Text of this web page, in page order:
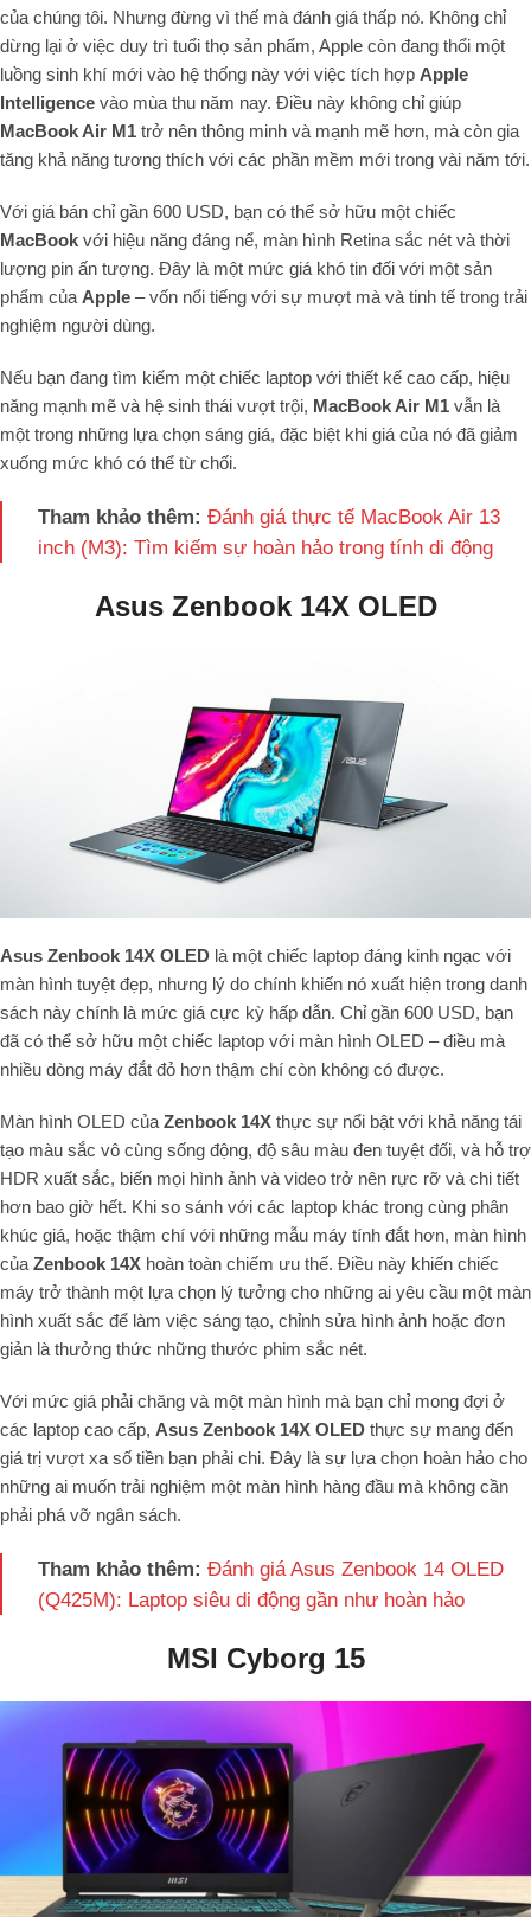
của chúng tôi. Nhưng đừng vì thế mà đánh giá thấp nó. Không chỉ
dừng lại ở việc duy trì tuổi thọ sản phẩm, Apple còn đang thổi một
luồng sinh khí mới vào hệ thống này với việc tích hợp Apple
Intelligence vào mùa thu năm nay. Điều này không chỉ giúp
MacBook Air M1 trở nên thông minh và mạnh mẽ hơn, mà còn gia
tăng khả năng tương thích với các phần mềm mới trong vài năm tới.
Với giá bán chỉ gần 600 USD, bạn có thể sở hữu một chiếc
MacBook với hiệu năng đáng nể, màn hình Retina sắc nét và thời
lượng pin ấn tượng. Đây là một mức giá khó tin đối với một sản
phẩm của Apple – vốn nổi tiếng với sự mượt mà và tinh tế trong trải
nghiệm người dùng.
Nếu bạn đang tìm kiếm một chiếc laptop với thiết kế cao cấp, hiệu
năng mạnh mẽ và hệ sinh thái vượt trội, MacBook Air M1 vẫn là
một trong những lựa chọn sáng giá, đặc biệt khi giá của nó đã giảm
xuống mức khó có thể từ chối.
Tham khảo thêm: Đánh giá thực tế MacBook Air 13
inch (M3): Tìm kiếm sự hoàn hảo trong tính di động
Asus Zenbook 14X OLED
Asus Zenbook 14X OLED là một chiếc laptop đáng kinh ngạc với
màn hình tuyệt đẹp, nhưng lý do chính khiến nó xuất hiện trong danh
sách này chính là mức giá cực kỳ hấp dẫn. Chỉ gần 600 USD, bạn
đã có thể sở hữu một chiếc laptop với màn hình OLED – điều mà
nhiều dòng máy đắt đỏ hơn thậm chí còn không có được.
Màn hình OLED của Zenbook 14X thực sự nổi bật với khả năng tái
tạo màu sắc vô cùng sống động, độ sâu màu đen tuyệt đối, và hỗ trợ
HDR xuất sắc, biến mọi hình ảnh và video trở nên rực rỡ và chi tiết
hơn bao giờ hết. Khi so sánh với các laptop khác trong cùng phân
khúc giá, hoặc thậm chí với những mẫu máy tính đắt hơn, màn hình
của Zenbook 14X hoàn toàn chiếm ưu thế. Điều này khiến chiếc
máy trở thành một lựa chọn lý tưởng cho những ai yêu cầu một màn
hình xuất sắc để làm việc sáng tạo, chỉnh sửa hình ảnh hoặc đơn
giản là thưởng thức những thước phim sắc nét.
Với mức giá phải chăng và một màn hình mà bạn chỉ mong đợi ở
các laptop cao cấp, Asus Zenbook 14X OLED thực sự mang đến
giá trị vượt xa số tiền bạn phải chi. Đây là sự lựa chọn hoàn hảo cho
những ai muốn trải nghiệm một màn hình hàng đầu mà không cần
phải phá vỡ ngân sách.
Tham khảo thêm: Đánh giá Asus Zenbook 14 OLED
(Q425M): Laptop siêu di động gần như hoàn hảo
MSI Cyborg 15